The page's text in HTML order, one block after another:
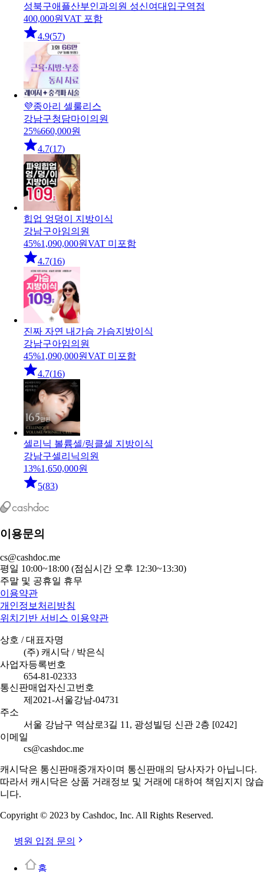
성북구애플산부인과의원 성신여대입구역점
400,000원VAT 포함
4.9(57)
💜종아리 셀룰리스
강남구청담마이의원
25%660,000원
4.7(17)
힙업 엉덩이 지방이식
강남구아임의원
45%1,090,000원VAT 미포함
4.7(16)
진짜 자연 내가슴 가슴지방이식
강남구아임의원
45%1,090,000원VAT 미포함
4.7(16)
셀리닉 볼륨셀/링클셀 지방이식
강남구셀리닉의원
13%1,650,000원
5(83)
이용문의
cs@cashdoc.me
평일 10:00~18:00 (점심시간 오후 12:30~13:30)
주말 및 공휴일 휴무
이용약관
개인정보처리방침
위치기반 서비스 이용약관
상호 / 대표자명
(주) 캐시닥 / 박은식
사업자등록번호
654-81-02333
통신판매업자신고번호
제2021-서울강남-04731
주소
서울 강남구 역삼로3길 11, 광성빌딩 신관 2층 [0242]
이메일
cs@cashdoc.me
캐시닥은 통신판매중개자이며 통신판매의 당사자가 아닙니다.
따라서 캐시닥은 상품 거래정보 및 거래에 대하여 책임지지 않습
니다.
Copyright © 2023 by Cashdoc, Inc. All Rights Reserved.
병원 입점 문의
홈